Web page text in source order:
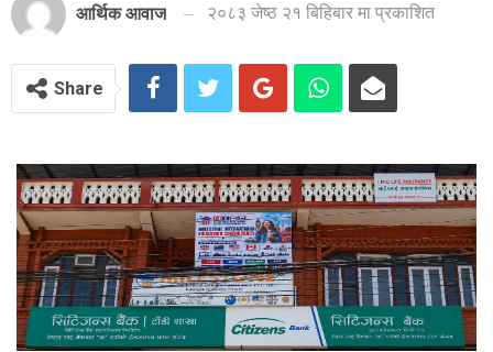
आर्थिक आवाज २०८३ जेष्ठ २१ बिहिबार मा प्रकाशित
Share